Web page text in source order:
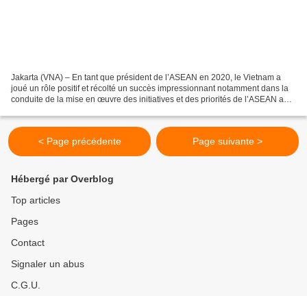
Jakarta (VNA) – En tant que président de l’ASEAN en 2020, le Vietnam a
joué un rôle positif et récolté un succès impressionnant notamment dans la
conduite de la mise en œuvre des initiatives et des priorités de l’ASEAN au
< Page précédente Page suivante >
Hébergé par Overblog
Top articles
Pages
Contact
Signaler un abus
C.G.U.